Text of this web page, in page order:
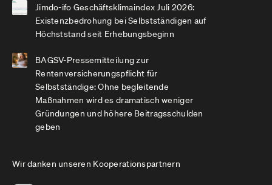
Jimdo-ifo Geschäftsklimaindex Juli 2026:
Existenzbedrohung bei Selbstständigen auf
Höchststand seit Erhebungsbeginn
BAGSV-Pressemitteilung zur
Rentenversicherungspflicht für
Selbstständige: Ohne begleitende
Maßnahmen wird es dramatisch weniger
Gründungen und höhere Beitragsschulden
geben
Wir danken unseren Kooperationspartnern